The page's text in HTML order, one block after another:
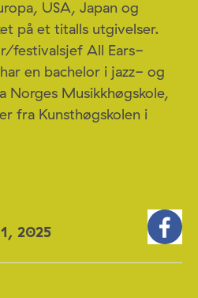
USA, Japan og
på et titalls utgivelser.
festivalsjef All Ears-
en bachelor i jazz- og
Norges Musikkhøgskole,
fra Kunsthøgskolen i
2025